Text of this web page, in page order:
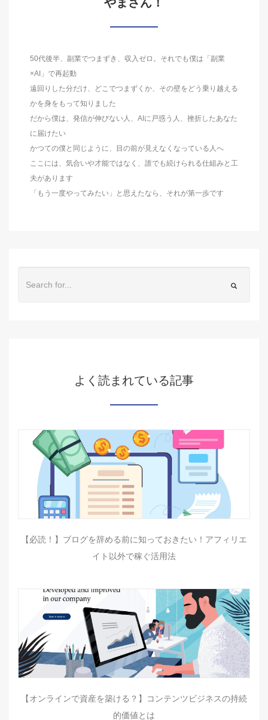
50代後半、副業でつまずき、収入ゼロ。それでも僕は「副業
×AI」で再起動
遠回りした分だけ、どこでつまずくか、その壁をどう乗り越える
かを身をもって知りました
だから僕は、発信が伸びない人、AIに戸惑う人、挫折したあなた
に届けたい
かつての僕と同じように、目の前が見えなくなっている人へ
ここには、気合いや才能ではなく、誰でも続けられる仕組みと工
夫があります
「もう一度やってみたい」と思えたなら、それが第一歩です
よく読まれている記事
【必読！】ブログを辞める前に知っておきたい！アフィリエ
イト以外で稼ぐ活用法
【オンラインで資産を築ける？】コンテンツビジネスの持続
的価値とは